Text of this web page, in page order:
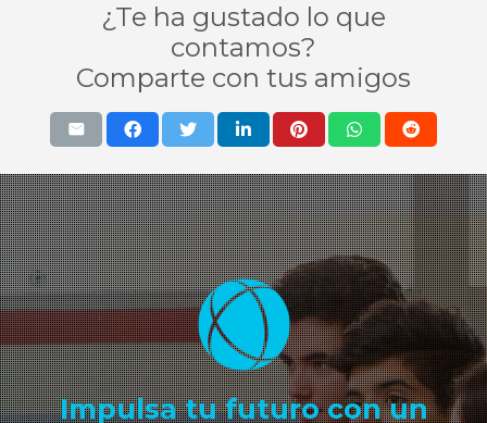
¿Te ha gustado lo que
contamos?
Comparte con tus amigos
Impulsa tu futuro con un